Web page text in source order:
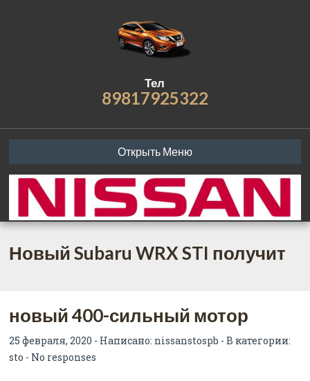
Тел
89817925322
Открыть Меню
Новый Subaru WRX STI получит
новый 400-сильный мотор
25 февраля, 2020 - Написано: nissanstospb - В категории:
sto - No responses